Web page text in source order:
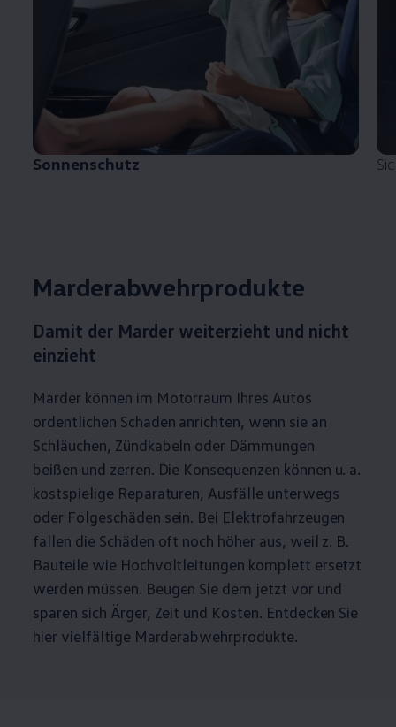
Sonnenschutz
Marderabwehrprodukte
Damit der Marder weiterzieht und nicht
einzieht
Marder können im Motorraum Ihres Autos
ordentlichen Schaden anrichten, wenn sie an
Schläuchen, Zündkabeln oder Dämmungen
beißen und zerren. Die Konsequenzen können u. a.
kostspielige Reparaturen, Ausfälle unterwegs
oder Folgeschäden sein. Bei Elektrofahrzeugen
fallen die Schäden oft noch höher aus, weil z. B.
Bauteile wie Hochvoltleitungen komplett ersetzt
werden müssen. Beugen Sie dem jetzt vor und
sparen sich Ärger, Zeit und Kosten. Entdecken Sie
hier vielfältige Marderabwehrprodukte.